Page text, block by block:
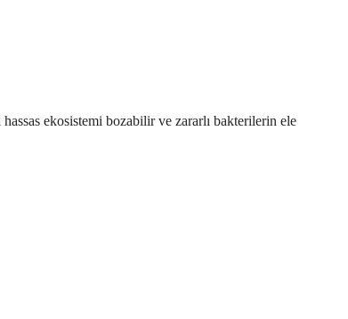
ekosistemi bozabilir ve zararlı bakterilerin ele